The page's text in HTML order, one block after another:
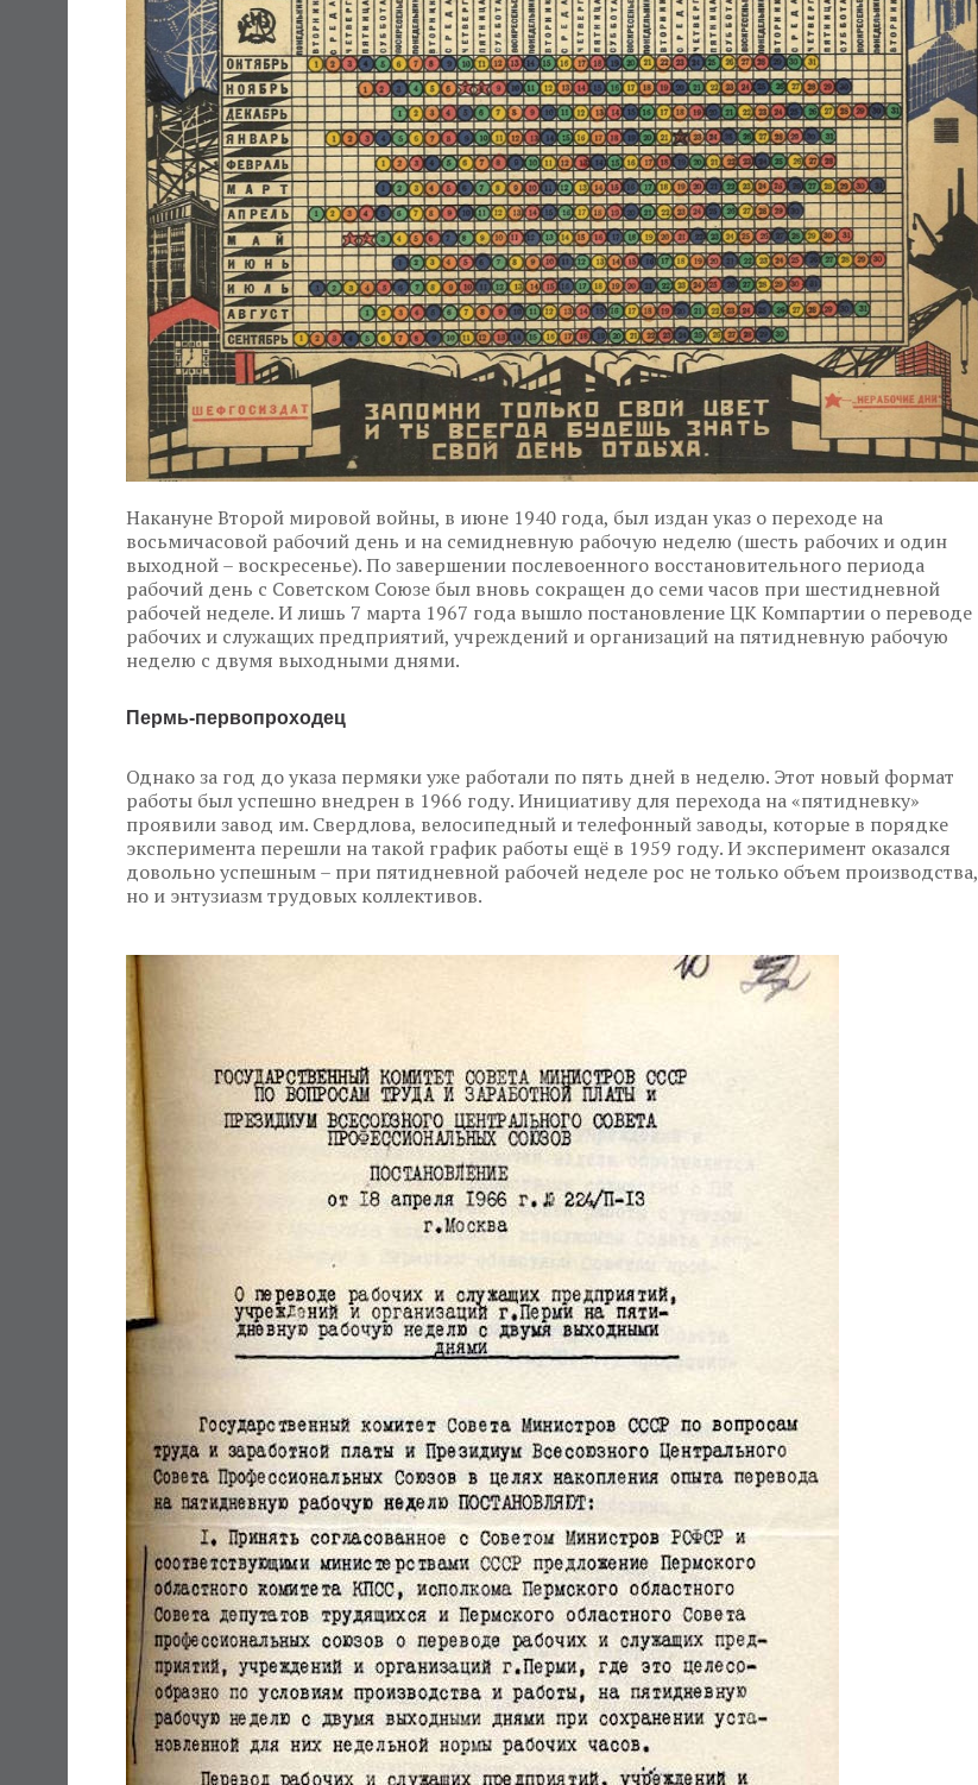
Накануне Второй мировой войны, в июне 1940 года, был издан указ о переходе на
восьмичасовой рабочий день и на семидневную рабочую неделю (шесть рабочих и один
выходной – воскресенье). По завершении послевоенного восстановительного периода
рабочий день с Советском Союзе был вновь сокращен до семи часов при шестидневной
рабочей неделе. И лишь 7 марта 1967 года вышло постановление ЦК Компартии о переводе
рабочих и служащих предприятий, учреждений и организаций на пятидневную рабочую
неделю с двумя выходными днями.
Пермь-первопроходец
Однако за год до указа пермяки уже работали по пять дней в неделю. Этот новый формат
работы был успешно внедрен в 1966 году. Инициативу для перехода на «пятидневку»
проявили завод им. Свердлова, велосипедный и телефонный заводы, которые в порядке
эксперимента перешли на такой график работы ещё в 1959 году. И эксперимент оказался
довольно успешным – при пятидневной рабочей неделе рос не только объем производства,
но и энтузиазм трудовых коллективов.